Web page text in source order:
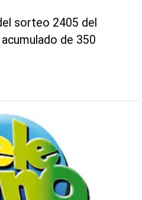
sorteo 2405 del
de 350